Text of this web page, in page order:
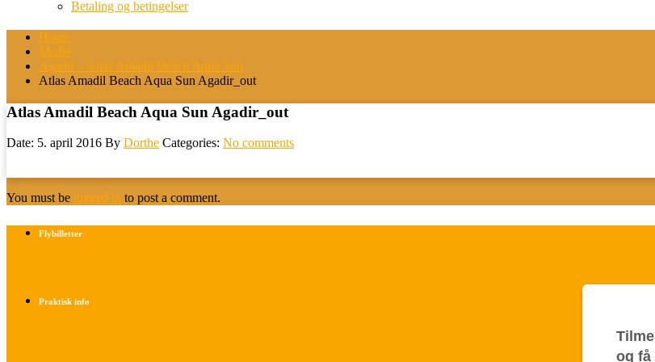
Betaling og betingelser
Home
Medie
Agadir – Atlas Amadil Beach Aqua Sun
Atlas Amadil Beach Aqua Sun Agadir_out
Atlas Amadil Beach Aqua Sun Agadir_out
Date: 5. april 2016 By Dorthe Categories: No comments
You must be logged in to post a comment.
Flybilletter
Praktisk info